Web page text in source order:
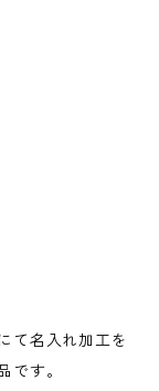
て名入れ加工を
です。